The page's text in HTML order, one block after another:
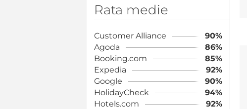
Rata medie
Customer Alliance
90%
Agoda
86%
Booking.com
85%
Expedia
92%
Google
90%
HolidayCheck
94%
Hotels.com
92%